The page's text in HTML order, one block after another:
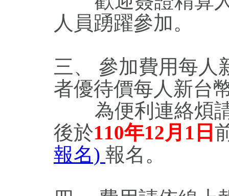
人員踴躍參加。
三、 參加費用每人
者優待價每人新台
為便利連絡煩請
後於110年12月1日
報名) 報名。